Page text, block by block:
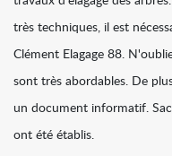
très techniques, il est
Clément Elagage 88.
sont très abordables. De
un document informatif.
ont été établis.